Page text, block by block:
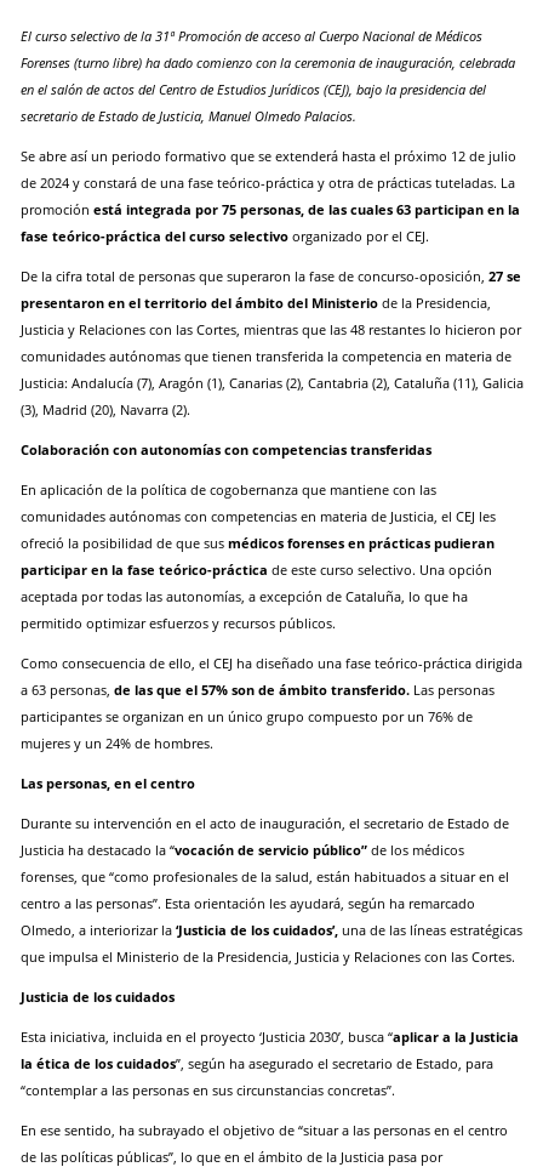
El curso selectivo de la 31ª Promoción de acceso al Cuerpo Nacional de Médicos
Forenses (turno libre) ha dado comienzo con la ceremonia de inauguración, celebrada
en el salón de actos del Centro de Estudios Jurídicos (CEJ), bajo la presidencia del
secretario de Estado de Justicia, Manuel Olmedo Palacios.
Se abre así un periodo formativo que se extenderá hasta el próximo 12 de julio
de 2024 y constará de una fase teórico-práctica y otra de prácticas tuteladas. La
promoción está integrada por 75 personas, de las cuales 63 participan en la
fase teórico-práctica del curso selectivoorganizado por el CEJ.
De la cifra total de personas que superaron la fase de concurso-oposición, 27 se
presentaron en el territorio del ámbito del Ministeriode la Presidencia,
Justicia y Relaciones con las Cortes, mientras que las 48 restantes lo hicieron por
comunidades autónomas que tienen transferida la competencia en materia de
Justicia: Andalucía (7), Aragón (1), Canarias (2), Cantabria (2), Cataluña (11), Galicia
(3), Madrid (20), Navarra (2).
Colaboración con autonomías con competencias transferidas
En aplicación de la política de cogobernanza que mantiene con las
comunidades autónomas con competencias en materia de Justicia, el CEJ les
ofreció la posibilidad de que sus médicos forenses en prácticas pudieran
participar en la fase teórico-práctica de este curso selectivo. Una opción
aceptada por todas las autonomías, a excepción de Cataluña, lo que ha
permitido optimizar esfuerzos y recursos públicos.
Como consecuencia de ello, el CEJ ha diseñado una fase teórico-práctica dirigida
a 63 personas, de las que el 57% son de ámbito transferido.Las personas
participantes se organizan en un único grupo compuesto por un 76% de
mujeres y un 24% de hombres.
Las personas, en el centro
Durante su intervención en el acto de inauguración, el secretario de Estado de
Justicia ha destacado la “vocación de servicio público”de los médicos
forenses, que “como profesionales de la salud, están habituados a situar en el
centro a las personas”. Esta orientación les ayudará, según ha remarcado
Olmedo, a interiorizar la ‘Justicia de los cuidados’, una de las líneas estratégicas
que impulsa el Ministerio de la Presidencia, Justicia y Relaciones con las Cortes.
Justicia de los cuidados
Esta iniciativa, incluida en el proyecto ‘Justicia 2030’, busca “aplicar a la Justicia
la ética de los cuidados”, según ha asegurado el secretario de Estado, para
“contemplar a las personas en sus circunstancias concretas”.
En ese sentido, ha subrayado el objetivo de “situar a las personas en el centro
de las políticas públicas”, lo que en el ámbito de la Justicia pasa por